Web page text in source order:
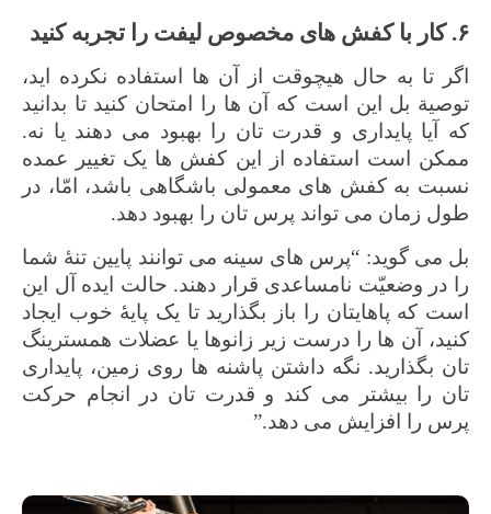
۶. کار با کفش های مخصوص لیفت را تجربه کنید
اگر تا به حال هیچوقت از آن ها استفاده نکرده اید،
توصیة بل این است که آن ها را امتحان کنید تا بدانید
که آیا پایداری و قدرت تان را بهبود می دهند یا نه.
ممکن است استفاده از این کفش ها یک تغییر عمده
نسبت به کفش های معمولی باشگاهی باشد، امّا، در
طول زمان می تواند پرس تان را بهبود دهد.
بل می گوید: “پرس های سینه می توانند پایین تنۀ شما
را در وضعیّت نامساعدی قرار دهند. حالت ایده آل این
است که پاهایتان را باز بگذارید تا یک پایۀ‌ خوب ایجاد
کنید، آن ها را درست زیر زانوها یا عضلات همسترینگ
تان بگذارید. نگه داشتن پاشنه ها روی زمین، پایداری
تان را بیشتر می کند و قدرت تان در انجام حرکت
پرس را افزایش می دهد.”